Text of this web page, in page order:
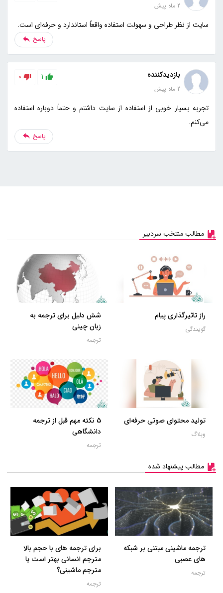
2 ماه پیش
سایت از نظر طراحی و سهولت استفاده واقعاً استاندارد و حرفه‌ای است.
پاسخ
بازدیدکننده
2 ماه پیش
1
0
تجربه بسیار خوبی از استفاده از سایت داشتم و حتماً دوباره استفاده
می‌کنم.
پاسخ
مطالب منتخب سردبیر
راز تاثیرگذاری پیام
گویندگی
شش دلیل برای ترجمه به
زبان چینی
ترجمه
تولید محتوای صوتی حرفه‌ای
وبلاگ
5 نکته مهم قبل از ترجمه
دانشگاهی
ترجمه
مطالب پیشنهاد شده
ترجمه ماشینی مبتنی بر شبکه
های عصبی
ترجمه
برای ترجمه های با حجم بالا
مترجم انسانی بهتر است یا
مترجم ماشینی؟
ترجمه